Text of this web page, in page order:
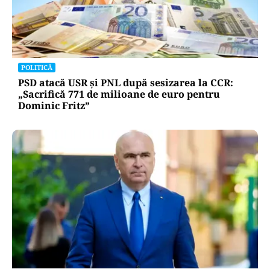
POLITICĂ
PSD atacă USR și PNL după sesizarea la CCR:
„Sacrifică 771 de milioane de euro pentru
Dominic Fritz”